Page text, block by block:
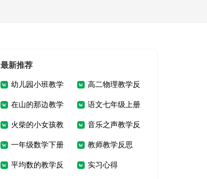
最新推荐
幼儿园小班教学
反思
高二物理教学反
思
在山的那边教学
反思
语文七年级上册
教学反思
火柴的小女孩教
学反思
音乐之声教学反
思
一年级数学下册
《认识图形》教学反
教师教学反思
平均数的教学反 实习心得